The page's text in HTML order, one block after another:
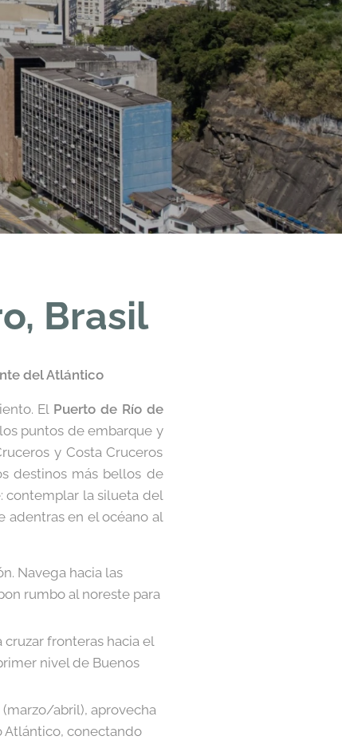
Brasil
del Atlántico
El Puerto de Río de
puntos de embarque y
y Costa Cruceros
destinos más bellos de
contemplar la silueta del
adentras en el océano al
Navega hacia las
rumbo al noreste para
fronteras hacia el
nivel de Buenos
abril), aprovecha
Atlántico, conectando